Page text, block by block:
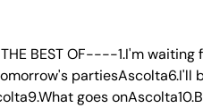
THE BEST OF----1.I'm
partiesAscolta6.I'll
goes